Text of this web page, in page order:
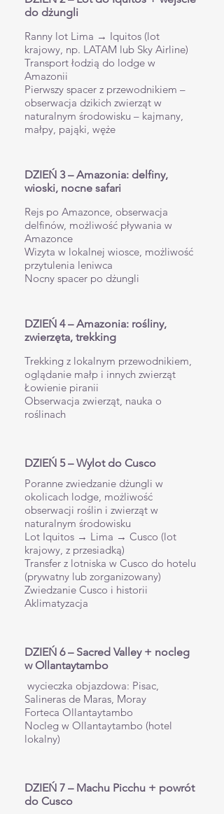
do dżungli
Ranny lot Lima → Iquitos (lot
krajowy, np. LATAM lub Sky Airline)
Transport łodzią do lodge w
Amazonii
Pierwszy spacer z przewodnikiem –
obserwacja dzikich zwierząt w
naturalnym środowisku – kajmany,
małpy, pająki, węże
DZIEŃ 3 – Amazonia: delfiny,
wioski, nocne safari
Rejs po Amazonce, obserwacja
delfinów, możliwość pływania w
Amazonce
Wizyta w lokalnej wiosce, możliwość
przytulenia leniwca
Nocny spacer po dżungli
DZIEŃ 4 – Amazonia: rośliny,
zwierzęta, trekking
Trekking z lokalnym przewodnikiem,
oglądanie małp i innych zwierząt
Łowienie piranii
Obserwacja zwierząt, nauka o
roślinach
DZIEŃ 5 – Wylot do Cusco
Poranne zwiedzanie dżungli w
okolicach lodge, możliwość
obserwacji roślin i zwierząt w
naturalnym środowisku
Lot Iquitos → Lima → Cusco (lot
krajowy, z przesiadką)
Transfer z lotniska w Cusco do hotelu
(prywatny lub zorganizowany)
Zwiedzanie Cusco i historii
Aklimatyzacja
DZIEŃ 6 – Sacred Valley + nocleg
w Ollantaytambo
wycieczka objazdowa: Pisac,
Salineras de Maras, Moray
Forteca Ollantaytambo
Nocleg w Ollantaytambo (hotel
lokalny)
DZIEŃ 7 – Machu Picchu + powrót
do Cusco